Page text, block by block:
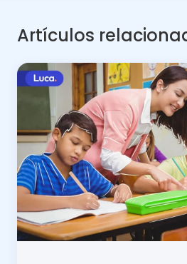
Artículos